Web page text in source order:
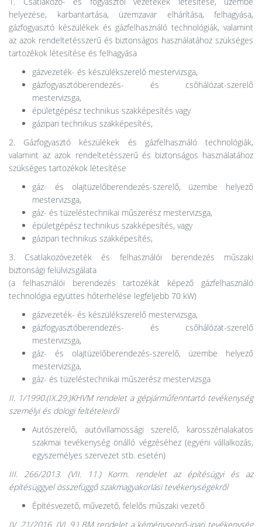
helyezése, karbantartása, üzemzavar elhárítása, felhagyása,
gázfogyasztó készülékek és gázfelhasználó technológiák, valamint
az azok rendeltetésszerű és biztonságos használatához szükséges
tartozékok létesítése és felhagyása
gázvezeték- és készülékszerelő mestervizsga,
gázfogyasztóberendezés- és csőhálózat-szerelő
mestervizsga,
épületgépész technikus szakképesítés vagy
gázipari technikus szakképesítés,
2. Gázfogyasztó készülékek és gázfelhasználó technológiák,
valamint az azok rendeltetésszerű és biztonságos használatához
szükséges tartozékok létesítése
gáz- és olajtüzelőberendezés-szerelő, üzembe helyező
mestervizsga,
gáz- és tüzeléstechnikai műszerész mestervizsga,
épületgépész technikus szakképesítés, vagy
gázipari technikus szakképesítés,
3. Csatlakozóvezeték és felhasználói berendezés műszaki
biztonsági felülvizsgálata
(a felhasználói berendezés tartozékát képező gázfelhasználó
technológia együttes hőterhelése legfeljebb 70 kW)
gázvezeték- és készülékszerelő mestervizsga,
gázfogyasztóberendezés- és csőhálózat-szerelő
mestervizsga,
gáz- és olajtüzelőberendezés-szerelő, üzembe helyező
mestervizsga,
gáz- és tüzeléstechnikai műszerész mestervizsga
II. 1/1990.(IX.29.)KHVM rendelet a gépjárműfenntartó tevékenység
személyi és dologi feltételeiről
Autószerelő, autóvillamossági szerelő, karosszérialakatos
szakmai tevékenység önálló végzéséhez (egyéni vállalkozás,
egyszemélyes szervezet stb. esetén)
III. 266/2013. (VII. 11.) Korm. rendelet az építésügyi és az
építésüggyel összefüggő szakmagyakorlási tevékenységekről
Építésvezető, művezető, felelős műszaki vezető
IV. 21/2016. (VI. 9.) BM rendelet a kéményseprő-ipari tevékenység